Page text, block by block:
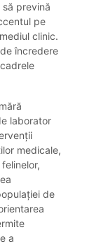
prevină
pe
clinic.
încredere
laborator
medicale,
de
a